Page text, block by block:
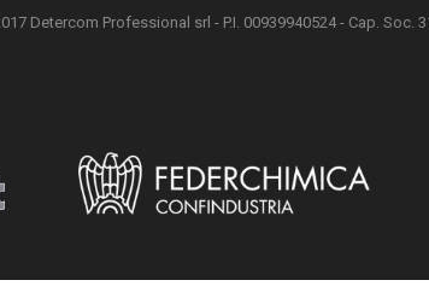
Detercom Professional srl - P.I. 00939940524 - Cap. Soc.